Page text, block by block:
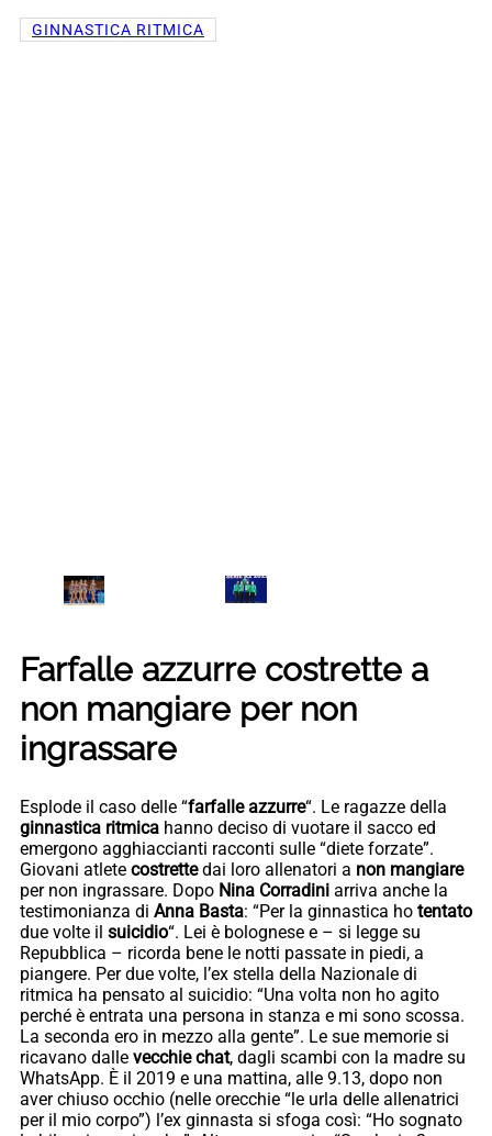
GINNASTICA RITMICA
Farfalle azzurre costrette a
non mangiare per non
ingrassare
Esplode il caso delle “farfalle azzurre“. Le ragazze della
ginnastica ritmica hanno deciso di vuotare il sacco ed
emergono agghiaccianti racconti sulle “diete forzate”.
Giovani atlete costrettedai loro allenatori a non mangiare
per non ingrassare. Dopo Nina Corradini arriva anche la
testimonianza di Anna Basta: “Per la ginnastica ho tentato
due volte il suicidio“. Lei è bolognese e – si legge su
Repubblica – ricorda bene le notti passate in piedi, a
piangere. Per due volte, l’ex stella della Nazionale di
ritmica ha pensato al suicidio: “Una volta non ho agito
perché è entrata una persona in stanza e mi sono scossa.
La seconda ero in mezzo alla gente”. Le sue memorie si
ricavano dalle vecchie chat, dagli scambi con la madre su
WhatsApp. È il 2019 e una mattina, alle 9.13, dopo non
aver chiuso occhio (nelle orecchie “le urla delle allenatrici
per il mio corpo”) l’ex ginnasta si sfoga così: “Ho sognato